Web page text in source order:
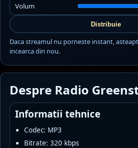
Volum
Distribuie
Daca streamul nu porneste instant,
incearca din nou.
Despre Radio
Informatii tehnice
Codec: MP3
Bitrate: 320 kbps